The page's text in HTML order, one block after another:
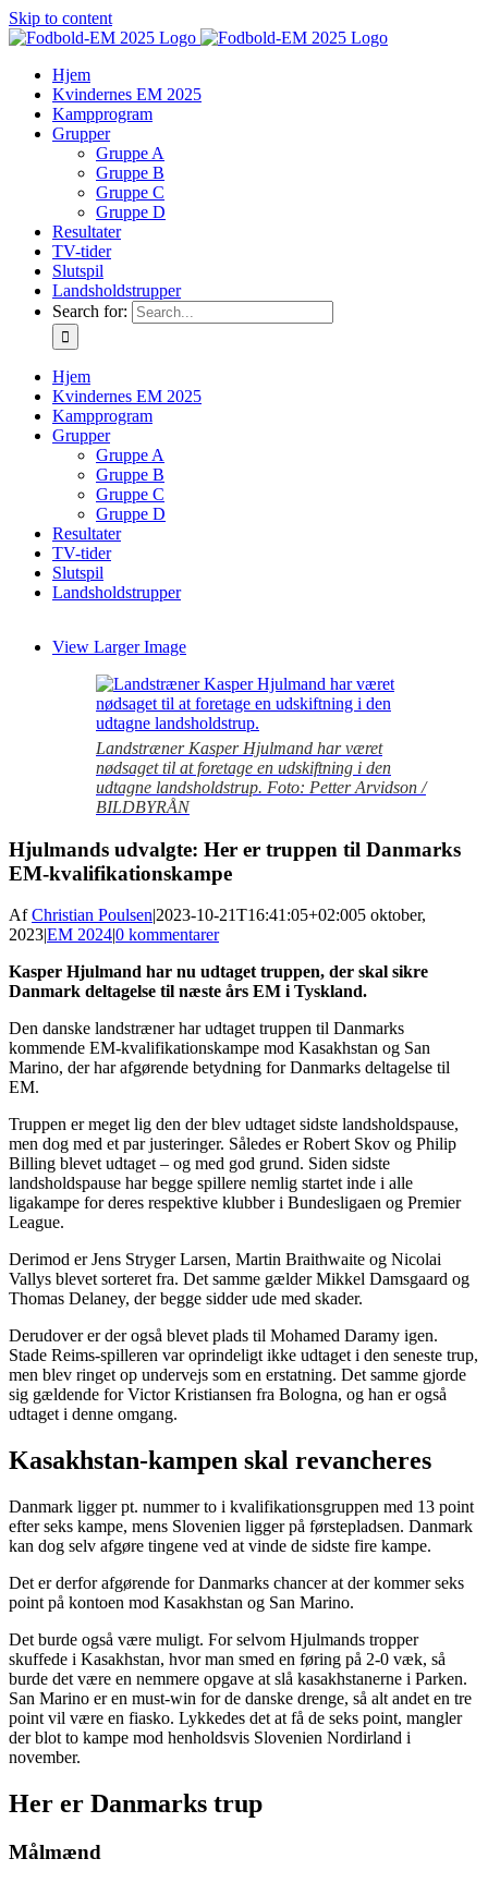
Skip to content
Hjem
Kvindernes EM 2025
Kampprogram
Grupper
Gruppe A
Gruppe B
Gruppe C
Gruppe D
Resultater
TV-tider
Slutspil
Landsholdstrupper
Search for:
Hjem
Kvindernes EM 2025
Kampprogram
Grupper
Gruppe A
Gruppe B
Gruppe C
Gruppe D
Resultater
TV-tider
Slutspil
Landsholdstrupper
View Larger Image
Landstræner Kasper Hjulmand har været
nødsaget til at foretage en udskiftning i den
udtagne landsholdstrup. Foto: Petter Arvidson /
BILDBYRÅN
Hjulmands udvalgte: Her er truppen til Danmarks
EM-kvalifikationskampe
AfChristian Poulsen|2023-10-21T16:41:05+02:005 oktober,
2023|EM 2024|0 kommentarer
Kasper Hjulmand har nu udtaget truppen, der skal sikre
Danmark deltagelse til næste års EM i Tyskland.
Den danske landstræner har udtaget truppen til Danmarks
kommende EM-kvalifikationskampe mod Kasakhstan og San
Marino, der har afgørende betydning for Danmarks deltagelse til
EM.
Truppen er meget lig den der blev udtaget sidste landsholdspause,
men dog med et par justeringer. Således er Robert Skov og Philip
Billing blevet udtaget – og med god grund. Siden sidste
landsholdspause har begge spillere nemlig startet inde i alle
ligakampe for deres respektive klubber i Bundesligaen og Premier
League.
Derimod er Jens Stryger Larsen, Martin Braithwaite og Nicolai
Vallys blevet sorteret fra. Det samme gælder Mikkel Damsgaard og
Thomas Delaney, der begge sidder ude med skader.
Derudover er der også blevet plads til Mohamed Daramy igen.
Stade Reims-spilleren var oprindeligt ikke udtaget i den seneste trup,
men blev ringet op undervejs som en erstatning. Det samme gjorde
sig gældende for Victor Kristiansen fra Bologna, og han er også
udtaget i denne omgang.
Kasakhstan-kampen skal revancheres
Danmark ligger pt. nummer to i kvalifikationsgruppen med 13 point
efter seks kampe, mens Slovenien ligger på førstepladsen. Danmark
kan dog selv afgøre tingene ved at vinde de sidste fire kampe.
Det er derfor afgørende for Danmarks chancer at der kommer seks
point på kontoen mod Kasakhstan og San Marino.
Det burde også være muligt. For selvom Hjulmands tropper
skuffede i Kasakhstan, hvor man smed en føring på 2-0 væk, så
burde det være en nemmere opgave at slå kasakhstanerne i Parken.
San Marino er en must-win for de danske drenge, så alt andet en tre
point vil være en fiasko. Lykkedes det at få de seks point, mangler
der blot to kampe mod henholdsvis Slovenien Nordirland i
november.
Her er Danmarks trup
Målmænd